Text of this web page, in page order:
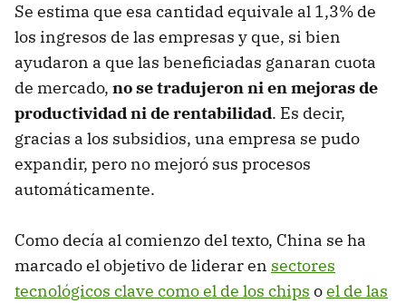
Se estima que esa cantidad equivale al 1,3% de
los ingresos de las empresas y que, si bien
ayudaron a que las beneficiadas ganaran cuota
de mercado, no se tradujeron ni en mejoras de
productividad ni de rentabilidad. Es decir,
gracias a los subsidios, una empresa se pudo
expandir, pero no mejoró sus procesos
automáticamente.
Como decía al comienzo del texto, China se ha
marcado el objetivo de liderar en sectores
tecnológicos clave como el de los chips oel de las